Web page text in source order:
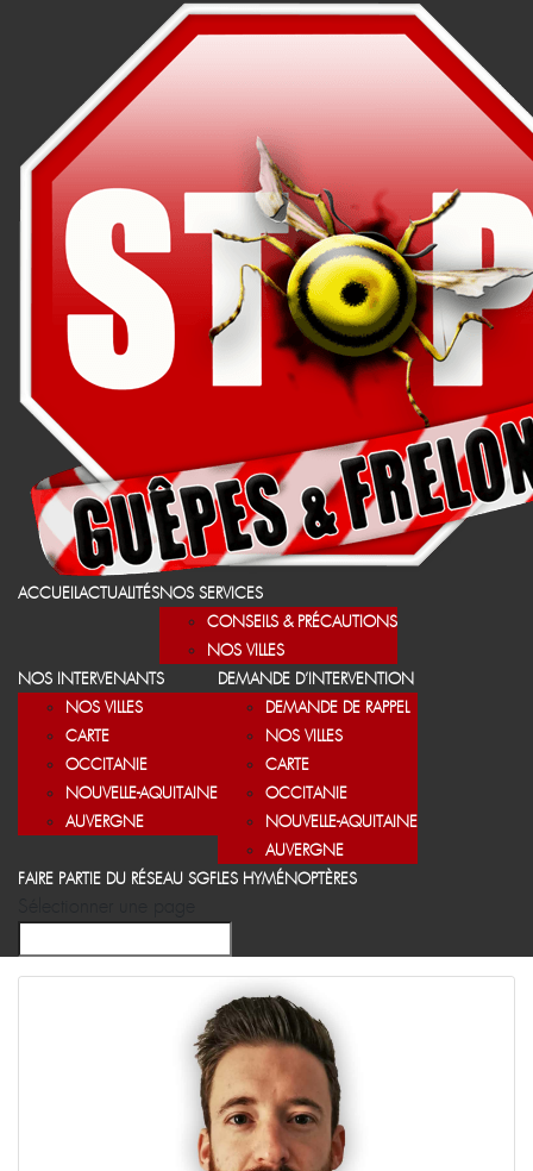
ACCUEILACTUALITÉSNOS SERVICES
CONSEILS & PRÉCAUTIONS
NOS VILLES
NOS INTERVENANTS
NOS VILLES
CARTE
OCCITANIE
NOUVELLE-AQUITAINE
AUVERGNE
DEMANDE D’INTERVENTION
DEMANDE DE RAPPEL
NOS VILLES
CARTE
OCCITANIE
NOUVELLE-AQUITAINE
AUVERGNE
FAIRE PARTIE DU RÉSEAU SGFLES HYMÉNOPTÈRES